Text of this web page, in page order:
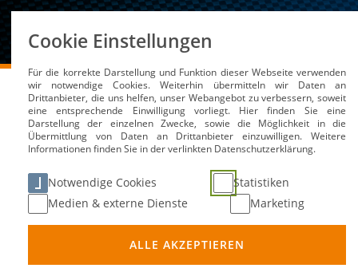
DMSB Medien / Service News
Mercedes-AMG
Meisterschaft
Cookie Einstellungen
Für die korrekte Darstellung und Funktion dieser Webseite verwenden
wir notwendige Cookies. Weiterhin übermitteln wir Daten an
Drittanbieter, die uns helfen, unser Webangebot zu verbessern, soweit
eine entsprechende Einwilligung vorliegt. Hier finden Sie eine
Darstellung der einzelnen Zwecke, sowie die Möglichkeit in die
Übermittlung von Daten an Drittanbieter einzuwilligen. Weitere
Informationen finden Sie in der verlinkten Datenschutzerklärung.
Notwendige Cookies
Statistiken
Medien & externe Dienste
Marketing
ALLE AKZEPTIEREN